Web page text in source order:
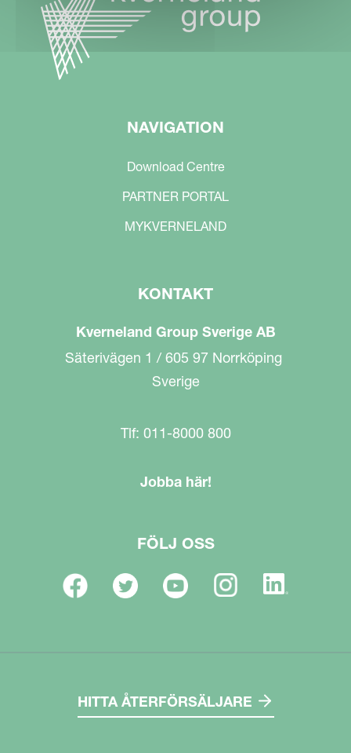
NAVIGATION
Download Centre
PARTNER PORTAL
MYKVERNELAND
KONTAKT
Kverneland Group Sverige AB
Säterivägen 1 / 605 97 Norrköping
Sverige
Tlf: 011-8000 800
Jobba här!
FÖLJ OSS
HITTA ÅTERFÖRSÄLJARE